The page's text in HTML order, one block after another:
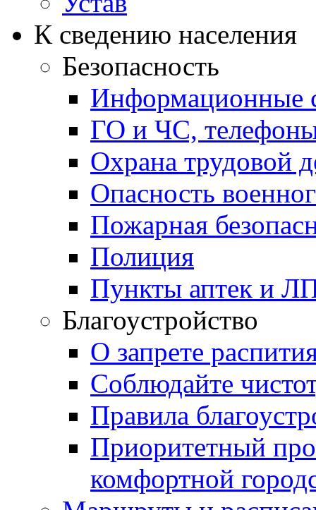
К сведению населения
Безопасность
Информационные
ГО и ЧС,
Охрана трудовой
Опасность
Пожарная
Полиция
Пункты аптек и
Благоустройство
О запрете
Соблюдайте
Правила
Приоритетный
комфортной